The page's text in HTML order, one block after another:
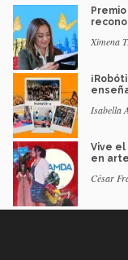
Ximena
Isabella
Vive el
en
César